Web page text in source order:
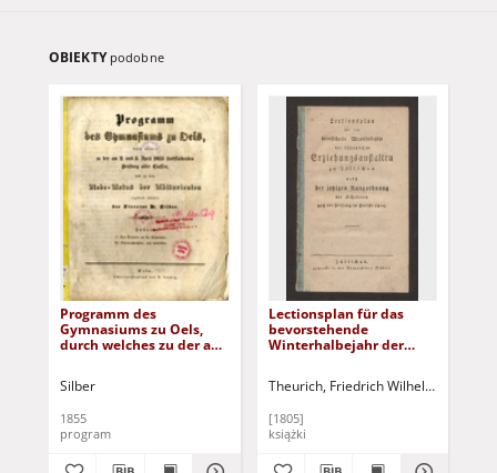
OBIEKTY podobne
Programm des
Gymnasiums zu Oels,
durch welches zu der am
aller Klassen...
Silber
1855
program
Lectionsplan für das
bevorstehende
Winterhalbejahr der
Züllichau
Theurich, Friedrich Wilhelm (drukarz)
[1805]
książki